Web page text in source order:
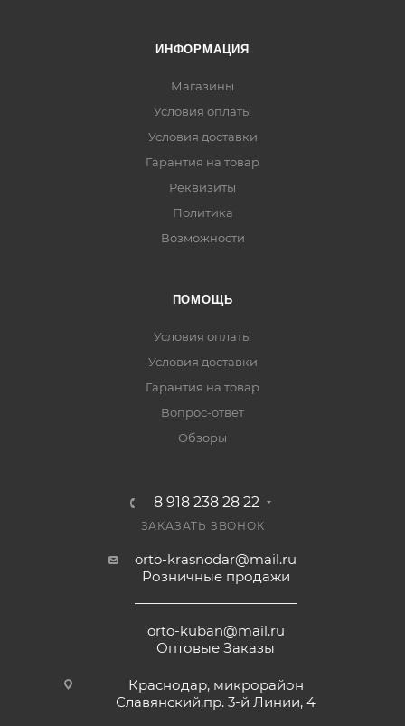
ИНФОРМАЦИЯ
Магазины
Условия оплаты
Условия доставки
Гарантия на товар
Реквизиты
Политика
Возможности
ПОМОЩЬ
Условия оплаты
Условия доставки
Гарантия на товар
Вопрос-ответ
Обзоры
8 918 238 28 22
ЗАКАЗАТЬ ЗВОНОК
orto-krasnodar@mail.ru
Розничные продажи
orto-kuban@mail.ru
Оптовые Заказы
Краснодар, микрорайон
Славянский,пр. 3-й Линии, 4